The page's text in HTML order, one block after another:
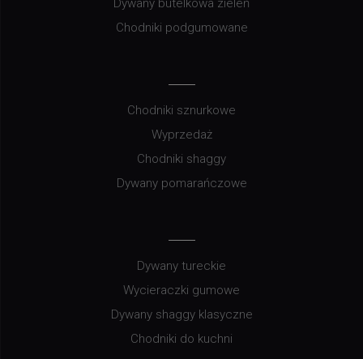
Dywany butelkowa zieleń
Chodniki podgumowane
Chodniki sznurkowe
Wyprzedaż
Chodniki shaggy
Dywany pomarańczowe
Dywany tureckie
Wycieraczki gumowe
Dywany shaggy klasyczne
Chodniki do kuchni